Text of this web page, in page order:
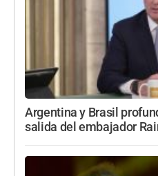
Argentina y Brasil
salida del embajador